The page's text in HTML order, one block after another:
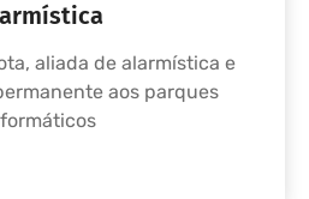
aliada de alarmística e
aos parques